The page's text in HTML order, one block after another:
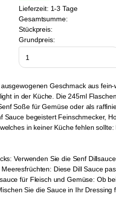
Lieferzeit: 1-3 Tage
Gesamtsumme:
Stückpreis:
Grundpreis:
Geschmack aus
in der Küche. Die 245ml
Soße für Gemüse oder als
begeistert Feinschmecker,
in keiner Küche fehlen sollte:
Verwenden Sie die Senf
Diese Dill Sauce
für Fleisch und Gemüse: Ob
Sie die Sauce in Ihr Dressing